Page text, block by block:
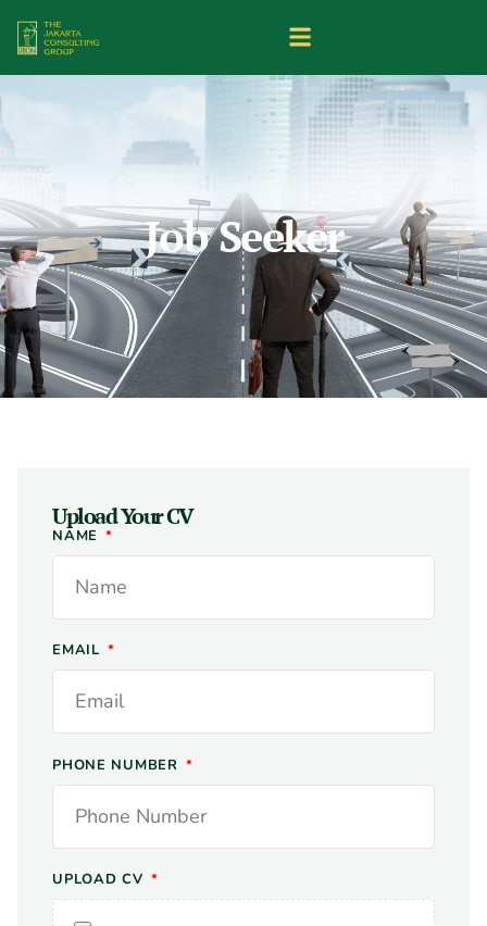
Job Seeker
Upload Your CV
NAME
EMAIL
PHONE NUMBER
UPLOAD CV